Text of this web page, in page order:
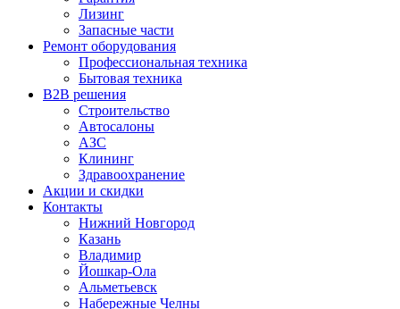
Лизинг
Запасные части
Ремонт оборудования
Профессиональная техника
Бытовая техника
B2B решения
Строительство
Автосалоны
АЗС
Клининг
Здравоохранение
Акции и cкидки
Контакты
Нижний Новгород
Казань
Владимир
Йошкар-Ола
Альметьевск
Набережные Челны